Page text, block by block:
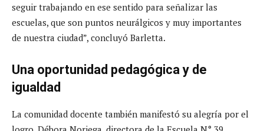
seguir trabajando en ese sentido para señalizar las
escuelas, que son puntos neurálgicos y muy importantes
de nuestra ciudad”, concluyó Barletta.
Una oportunidad pedagógica y de
igualdad
La comunidad docente también manifestó su alegría por el